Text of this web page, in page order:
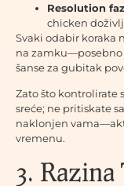
Resolution
chicken
Svaki odabir koraka
na zamku—posebno
šanse za gubitak
Zato što kontrolirate
sreće; ne pritiskate
naklonjen
vremenu.
3.